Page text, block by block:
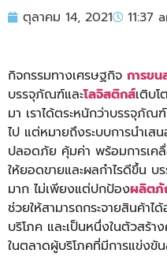
ตุลาคม 14, 2021 11:37
กิจกรรมทางเศรษฐกิจ การขน
บรรจุภัณฑ์และโลจิสติกส์เติบ
มา เราได้ตระหนักว่าบรรจุภั
ไป แต่หมายถึงระบบการนำเ
ปลอดภัย คุ้มค่า พร้อมการเค
ให้ยอดขายและผลกำไรดีขึ้น
มาก ไม่เพียงแต่ปกป้องผลิตภั
ช่วยให้สามารถกระจายสินค้า
บริโภค และเป็นหนึ่งในตัวส
ในตลาดผู้บริโภคที่มีการแข่งขั